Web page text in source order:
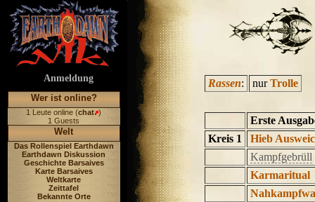
Anmeldung
Wer ist online?
1 Leute online (chat )
1 Guests
Welt
Das Rollenspiel Earthdawn
Earthdawn Diskussion
Geschichte Barsaives
Karte Barsaives
Weltkarte
Zeittafel
Bekannte Orte
Rassen: nurTrolle
Erste
Kreis 1
Hieb
Kampfgebrüll
Karmaritual